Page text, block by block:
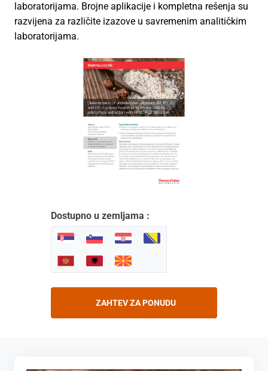
laboratorijama. Brojne aplikacije i kompletna rešenja su
razvijena za različite izazove u savremenim analitičkim
laboratorijama.
Dostupno u zemljama :
ZAHTEV ZA PONUDU